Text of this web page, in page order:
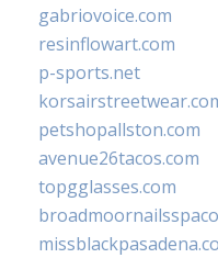
gabriovoice.com
resinflowart.com
p-sports.net
petshopallston.com
avenue26tacos.com
topgglasses.com